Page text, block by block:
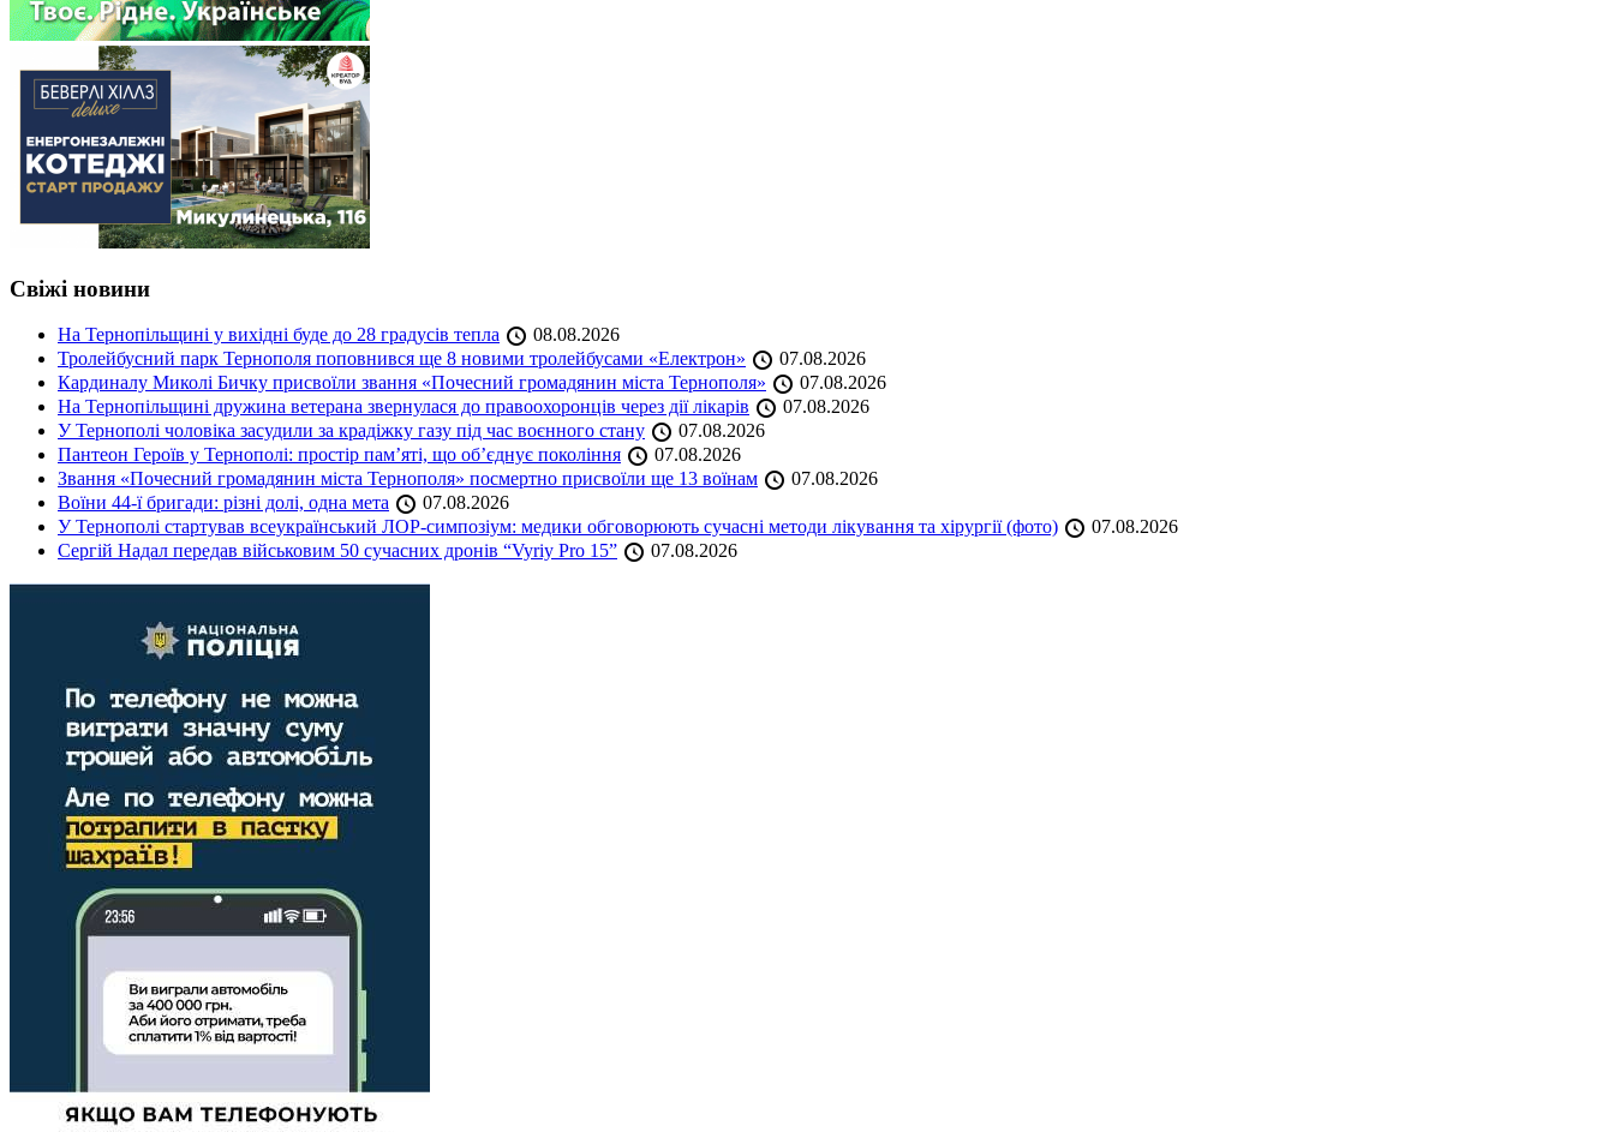
Свіжі новини
На Тернопільщині у вихідні буде до 28 градусів тепла
08.08.2026
Тролейбусний парк Тернополя поповнився ще 8 новими тролейбусами «Електрон»
07.08.2026
Кардиналу Миколі Бичку присвоїли звання «Почесний громадянин міста Тернополя»
07.08.2026
На Тернопільщині дружина ветерана звернулася до правоохоронців через дії лікарів
07.08.2026
У Тернополі чоловіка засудили за крадіжку газу під час воєнного стану
07.08.2026
Пантеон Героїв у Тернополі: простір пам’яті, що об’єднує покоління
07.08.2026
Звання «Почесний громадянин міста Тернополя» посмертно присвоїли ще 13 воїнам
07.08.2026
Воїни 44-ї бригади: різні долі, одна мета
07.08.2026
У Тернополі стартував всеукраїнський ЛОР-симпозіум: медики обговорюють сучасні методи лікування та хірургії (фото)
07.08.2026
Сергій Надал передав військовим 50 сучасних дронів “Vyriy Pro 15”
07.08.2026